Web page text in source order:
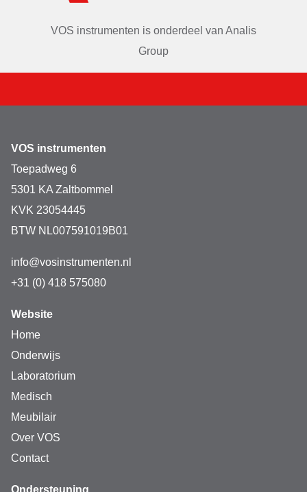
VOS instrumenten is onderdeel van Analis
Group
VOS instrumenten
Toepadweg 6
5301 KA Zaltbommel
KVK 23054445
BTW NL007591019B01
info@vosinstrumenten.nl
+31 (0) 418 575080
Website
Home
Onderwijs
Laboratorium
Medisch
Meubilair
Over VOS
Contact
Ondersteuning